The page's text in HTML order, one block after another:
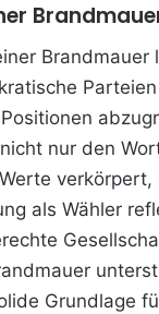
Brandmauer
nur den
verkörpert,
als Wähler
Grundlage